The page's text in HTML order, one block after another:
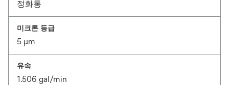
정화통
미크론 등급
5 μm
유속
1.506 gal/min